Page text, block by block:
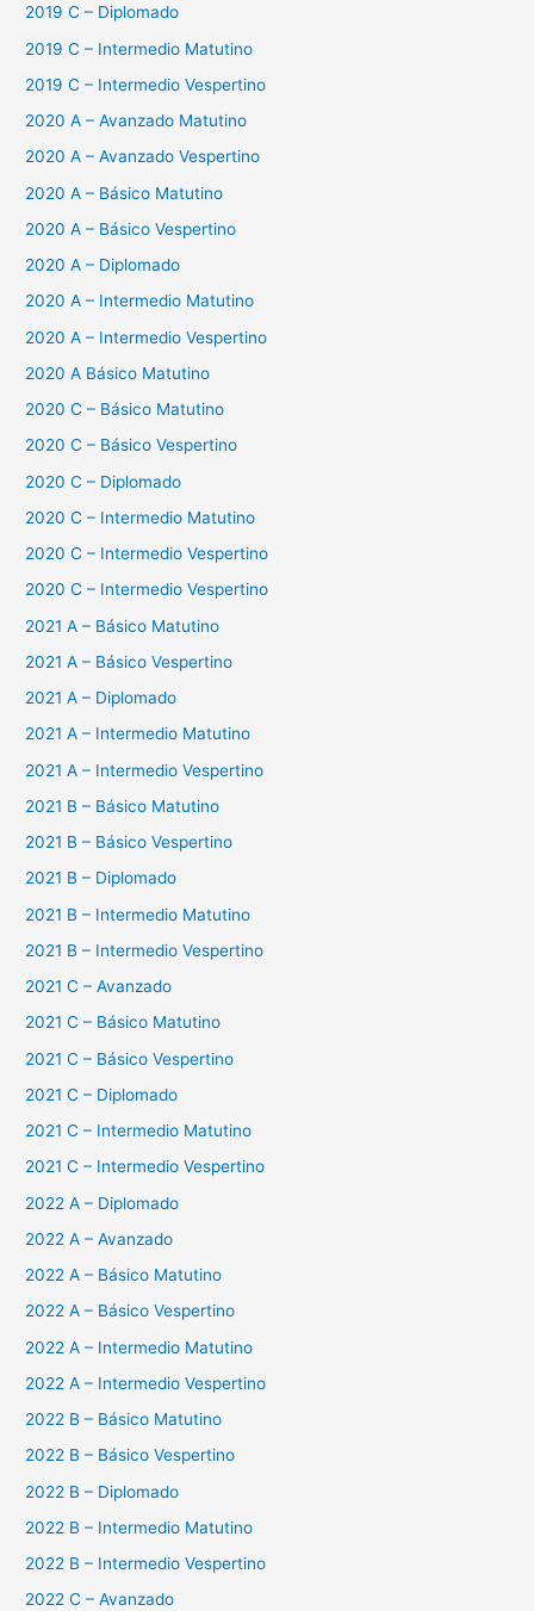
2019 C – Diplomado
2019 C – Intermedio Matutino
2019 C – Intermedio Vespertino
2020 A – Avanzado Matutino
2020 A – Avanzado Vespertino
2020 A – Básico Matutino
2020 A – Básico Vespertino
2020 A – Diplomado
2020 A – Intermedio Matutino
2020 A – Intermedio Vespertino
2020 A Básico Matutino
2020 C – Básico Matutino
2020 C – Básico Vespertino
2020 C – Diplomado
2020 C – Intermedio Matutino
2020 C – Intermedio Vespertino
2020 C – Intermedio Vespertino
2021 A – Básico Matutino
2021 A – Básico Vespertino
2021 A – Diplomado
2021 A – Intermedio Matutino
2021 A – Intermedio Vespertino
2021 B – Básico Matutino
2021 B – Básico Vespertino
2021 B – Diplomado
2021 B – Intermedio Matutino
2021 B – Intermedio Vespertino
2021 C – Avanzado
2021 C – Básico Matutino
2021 C – Básico Vespertino
2021 C – Diplomado
2021 C – Intermedio Matutino
2021 C – Intermedio Vespertino
2022 A – Diplomado
2022 A – Avanzado
2022 A – Básico Matutino
2022 A – Básico Vespertino
2022 A – Intermedio Matutino
2022 A – Intermedio Vespertino
2022 B – Básico Matutino
2022 B – Básico Vespertino
2022 B – Diplomado
2022 B – Intermedio Matutino
2022 B – Intermedio Vespertino
2022 C – Avanzado